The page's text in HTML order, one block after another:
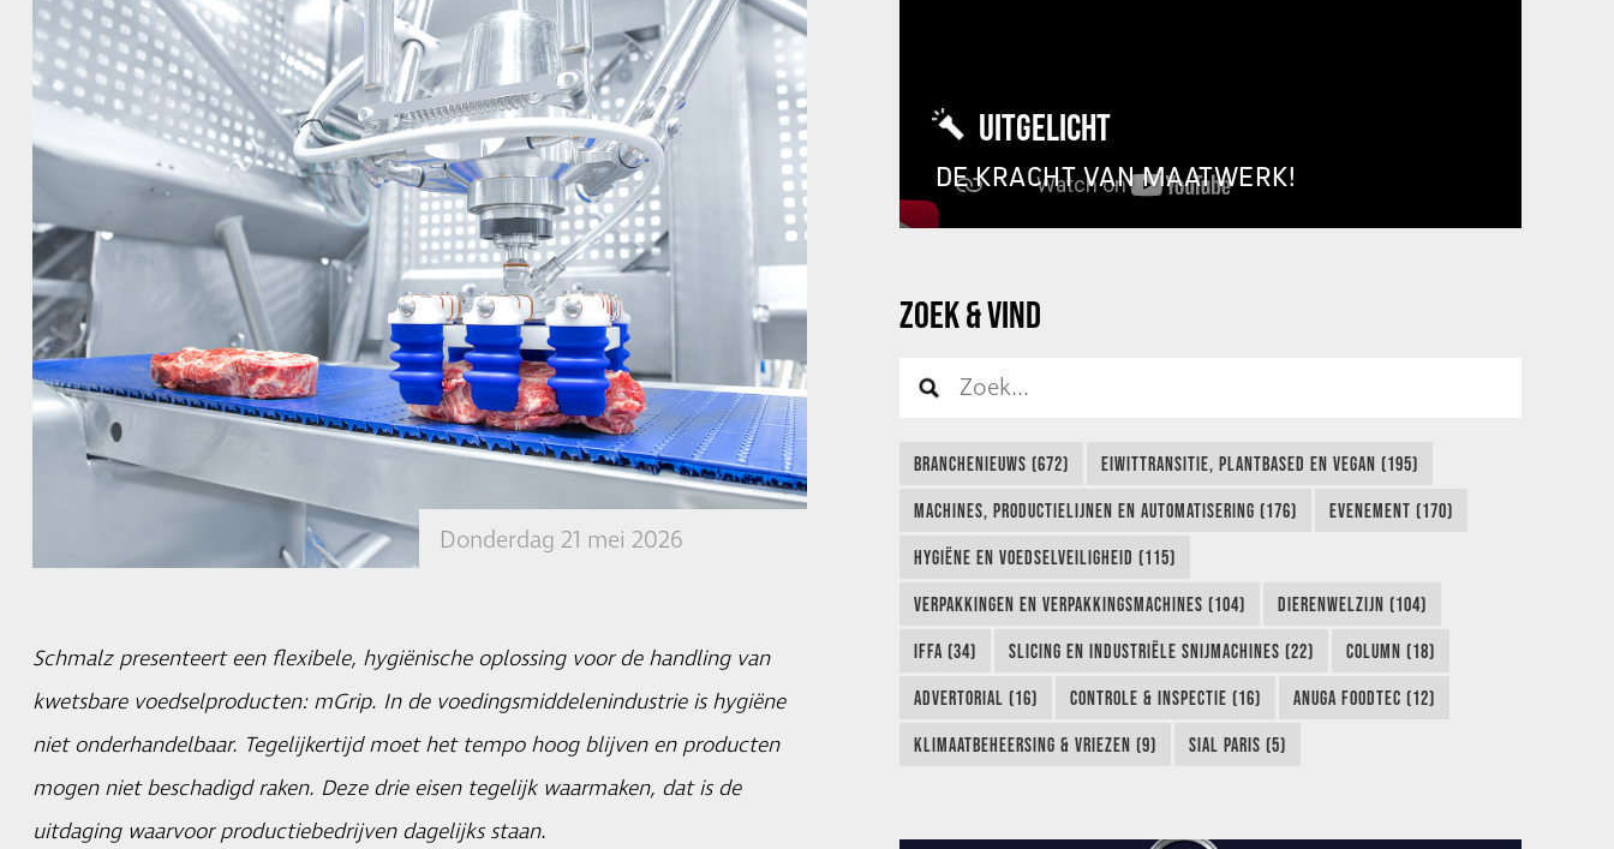
Donderdag 21 mei 2026
Schmalz presenteert een flexibele, hygiënische oplossing voor de handling van
kwetsbare voedselproducten: mGrip. In de voedingsmiddelenindustrie is hygiëne
niet onderhandelbaar. Tegelijkertijd moet het tempo hoog blijven en producten
mogen niet beschadigd raken. Deze drie eisen tegelijk waarmaken, dat is de
uitdaging waarvoor productiebedrijven dagelijks staan.
UITGELICHT
DE KRACHT VAN MAATWERK!
ZOEK & VIND
BRANCHENIEUWS (672) EIWITTRANSITIE, PLANTBASED EN VEGAN (195)
MACHINES, PRODUCTIELIJNEN EN AUTOMATISERING (176) EVENEMENT (170)
HYGIËNE EN VOEDSELVEILIGHEID (115)
VERPAKKINGEN EN VERPAKKINGSMACHINES (104) DIERENWELZIJN (104)
IFFA (34) SLICING EN INDUSTRIËLE SNIJMACHINES (22) COLUMN (18)
ADVERTORIAL (16) CONTROLE & INSPECTIE (16) ANUGA FOODTEC (12)
KLIMAATBEHEERSING & VRIEZEN (9) SIAL PARIS (5)